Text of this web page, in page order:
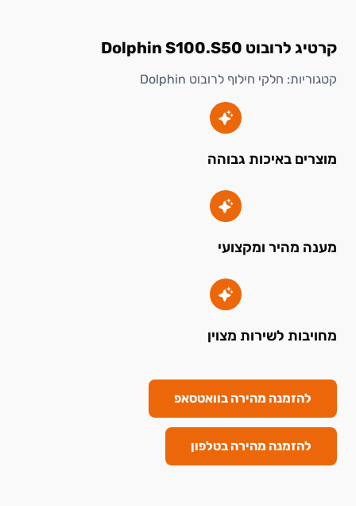
קרטיג לרובוט Dolphin S100.S50
קטגוריות: חלקי חילוף לרובוט Dolphin
מוצרים באיכות גבוהה
מענה מהיר ומקצועי
מחויבות לשירות מצוין
להזמנה מהירה בוואטסאפ
להזמנה מהירה בטלפון